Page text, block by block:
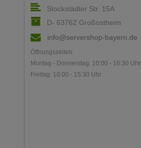
Stockstädter Str. 15A
D- 63762 Großostheim
info@servershop-bayern.de
Öffnungszeiten:
Montag - Donnerstag: 10:00 - 16:30 Uhr
Freitag: 10:00 - 15:30 Uhr